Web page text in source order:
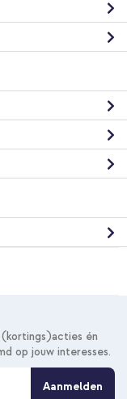
én
op jouw interesses.
Aanmelden